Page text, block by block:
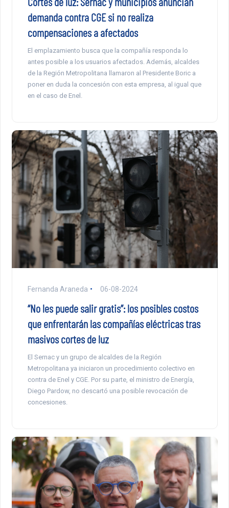
demanda contra CGE si no realiza
compensaciones a afectados
El emplazamiento busca que la compañía responda lo
antes posible a los usuarios afectados. Además, alcaldes
de la Región Metropolitana llamaron al Presidente Boric a
poner en duda la concesión con esta empresa, al igual que
en el caso de Enel.
Fernanda Araneda 06-08-2024
“No les puede salir gratis”: los posibles costos
que enfrentarán las compañías eléctricas tras
masivos cortes de luz
El Sernac y un grupo de alcaldes de la Región
Metropolitana ya iniciaron un procedimiento colectivo en
contra de Enel y CGE. Por su parte, el ministro de Energía,
Diego Pardow, no descartó una posible revocación de
concesiones.